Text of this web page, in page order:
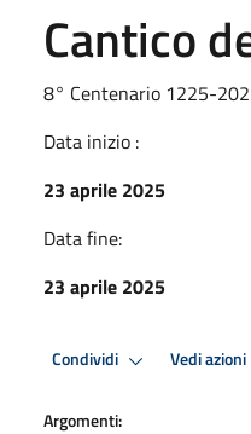
Cantico
8° Centenario 1225-
Data inizio :
23 aprile 2025
Data fine:
23 aprile 2025
Condividi Vedi azioni
Argomenti: